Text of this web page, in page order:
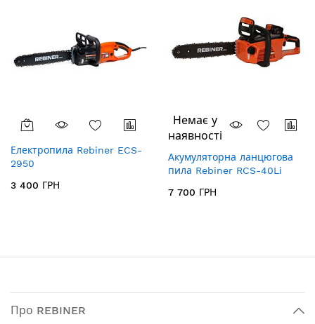
Електропила Rebiner ECS-
2950
3 400 ГРН
Немає у
наявності
Акумуляторна ланцюгова
пила Rebiner RCS-40Li
7 700 ГРН
Про REBINER